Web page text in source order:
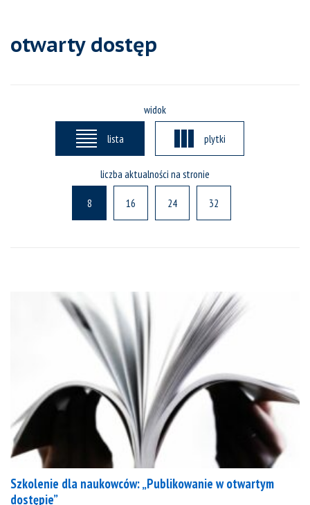
otwarty dostęp
widok
lista plytki
liczba aktualności na stronie
8 16 24 32
Szkolenie dla naukowców: „Publikowanie w otwartym
dostępie”